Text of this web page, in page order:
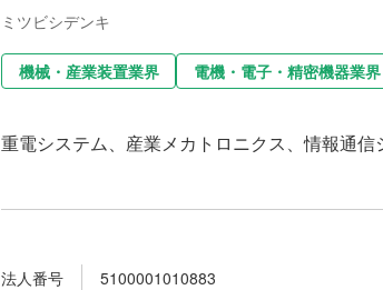
ミツビシデンキ
機械・産業装置業界 電機・電子・精密機器業界
重電システム、産業メカトロニクス、情報通
法人番号 5100001010883